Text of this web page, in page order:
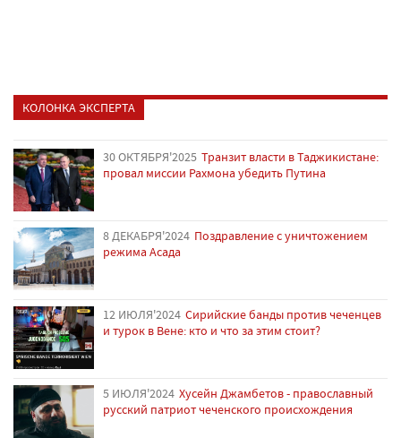
КОЛОНКА ЭКСПЕРТА
30 ОКТЯБРЯ'2025 Транзит власти в Таджикистане:
провал миссии Рахмона убедить Путина
8 ДЕКАБРЯ'2024 Поздравление с уничтожением
режима Асада
12 ИЮЛЯ'2024 Сирийские банды против чеченцев
и турок в Вене: кто и что за этим стоит?
5 ИЮЛЯ'2024 Хусейн Джамбетов - православный
русский патриот чеченского происхождения